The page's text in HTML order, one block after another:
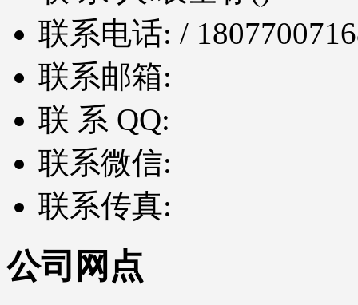
联系电话: /
联系邮箱:
联 系 QQ:
联系微信:
联系传真:
公司网点